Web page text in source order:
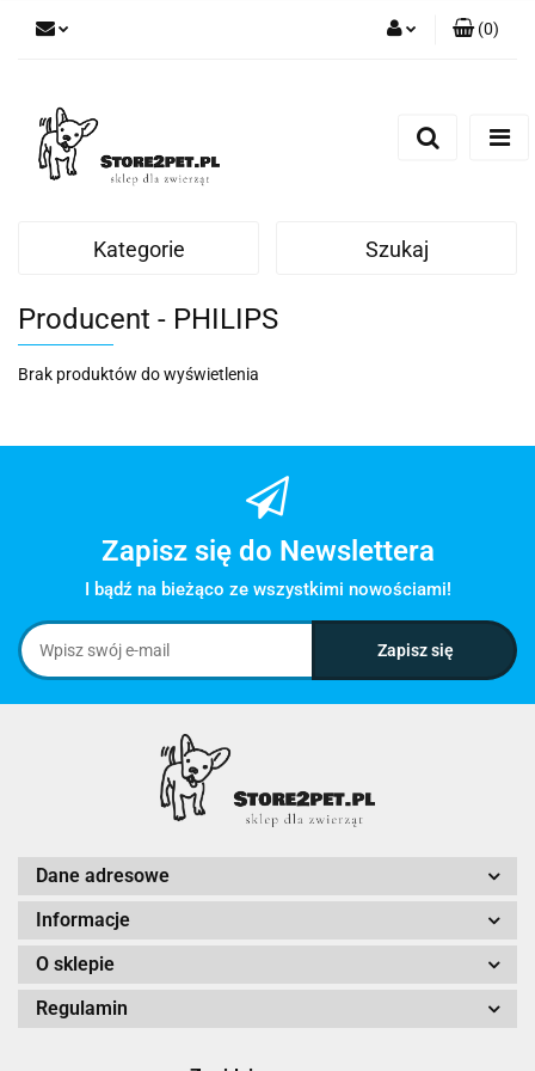
(0)
Kategorie Szukaj
Producent - PHILIPS
Brak produktów do wyświetlenia
Zapisz się do Newslettera
I bądź na bieżąco ze wszystkimi nowościami!
Dane adresowe
Informacje
O sklepie
Regulamin